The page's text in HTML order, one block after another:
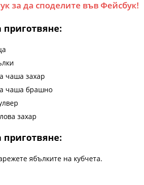
за да споделите във Фейсбук!
чаша захар
чаша брашно
захар
ябълките на кубчета.